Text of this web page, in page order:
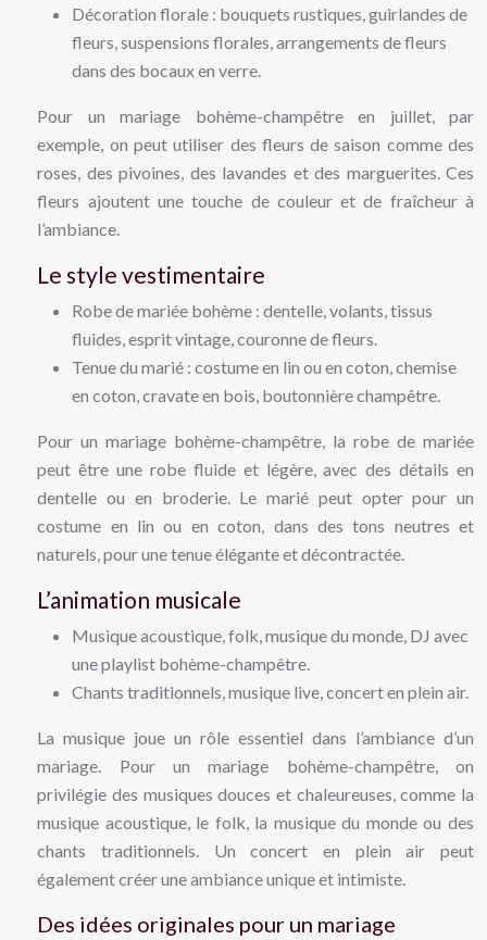
Décoration florale : bouquets rustiques, guirlandes de
fleurs, suspensions florales, arrangements de fleurs
dans des bocaux en verre.
Pour un mariage bohème-champêtre en juillet, par
exemple, on peut utiliser des fleurs de saison comme des
roses, des pivoines, des lavandes et des marguerites. Ces
fleurs ajoutent une touche de couleur et de fraîcheur à
l’ambiance.
Le style vestimentaire
Robe de mariée bohème : dentelle, volants, tissus
fluides, esprit vintage, couronne de fleurs.
Tenue du marié : costume en lin ou en coton, chemise
en coton, cravate en bois, boutonnière champêtre.
Pour un mariage bohème-champêtre, la robe de mariée
peut être une robe fluide et légère, avec des détails en
dentelle ou en broderie. Le marié peut opter pour un
costume en lin ou en coton, dans des tons neutres et
naturels, pour une tenue élégante et décontractée.
L’animation musicale
Musique acoustique, folk, musique du monde, DJ avec
une playlist bohème-champêtre.
Chants traditionnels, musique live, concert en plein air.
La musique joue un rôle essentiel dans l’ambiance d’un
mariage. Pour un mariage bohème-champêtre, on
privilégie des musiques douces et chaleureuses, comme la
musique acoustique, le folk, la musique du monde ou des
chants traditionnels. Un concert en plein air peut
également créer une ambiance unique et intimiste.
Des idées originales pour un mariage